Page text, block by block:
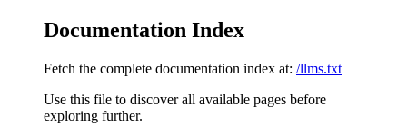
Documentation Index
Fetch the complete documentation index at: /llms.txt
Use this file to discover all available pages before
exploring further.